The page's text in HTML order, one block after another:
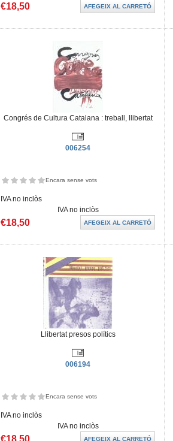
€18,50
Congrés de Cultura Catalana : treball, llibertat
006254
Encara sense vots
IVA no inclòs
IVA no inclòs
€18,50
Llibertat presos polítics
006194
Encara sense vots
IVA no inclòs
IVA no inclòs
€18,50